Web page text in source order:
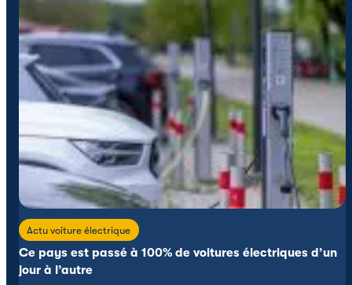
Actu voiture électrique
Ce pays est passé à 100% de voitures électriques d’un
jour à l’autre